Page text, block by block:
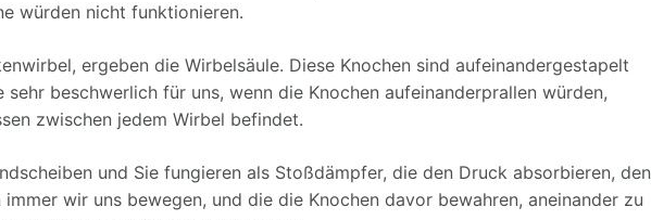
würden nicht funktionieren.
ergeben die Wirbelsäule. Diese Knochen sind aufeinandergestapelt
beschwerlich für uns, wenn die Knochen aufeinanderprallen würden,
zwischen jedem Wirbel befindet.
und Sie fungieren als Stoßdämpfer, die den Druck absorbieren, den
wir uns bewegen, und die die Knochen davor bewahren, aneinander zu